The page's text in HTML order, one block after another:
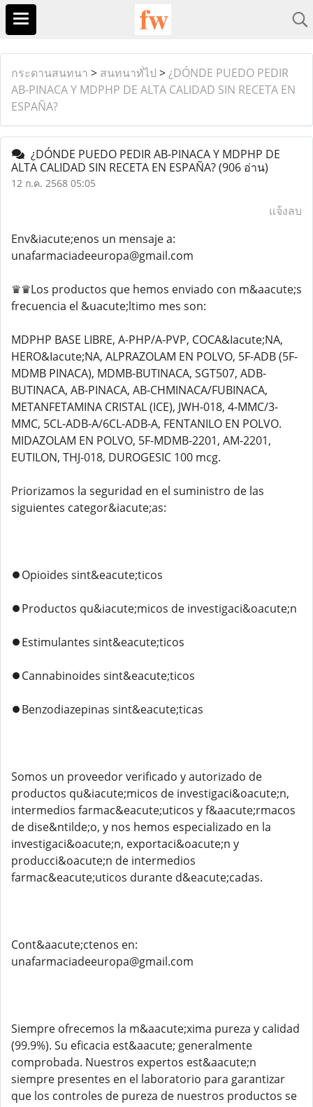
กระดานสนทนา > สนทนาทั่ไป >¿DÓNDE PUEDO PEDIR
AB-PINACA Y MDPHP DE ALTA CALIDAD SIN RECETA EN
ESPAÑA?
¿DÓNDE PUEDO PEDIR AB-PINACA Y MDPHP DE
ALTA CALIDAD SIN RECETA EN ESPAÑA?(906 อ่าน)
12 ก.ค. 2568 05:05
แจ้งลบ
Env&iacute;enos un mensaje a:
unafarmaciadeeuropa@gmail.com
♛♛Los productos que hemos enviado con m&aacute;s
frecuencia el &uacute;ltimo mes son:
MDPHP BASE LIBRE, A-PHP/A-PVP, COCA&Iacute;NA,
HERO&Iacute;NA, ALPRAZOLAM EN POLVO, 5F-ADB (5F-
MDMB PINACA), MDMB-BUTINACA, SGT507, ADB-
BUTINACA, AB-PINACA, AB-CHMINACA/FUBINACA,
METANFETAMINA CRISTAL (ICE), JWH-018, 4-MMC/3-
MMC, 5CL-ADB-A/6CL-ADB-A, FENTANILO EN POLVO.
MIDAZOLAM EN POLVO, 5F-MDMB-2201, AM-2201,
EUTILON, THJ-018, DUROGESIC 100 mcg.
Priorizamos la seguridad en el suministro de las
siguientes categor&iacute;as:
⏺️Opioides sint&eacute;ticos
⏺️Productos qu&iacute;micos de investigaci&oacute;n
⏺️Estimulantes sint&eacute;ticos
⏺️Cannabinoides sint&eacute;ticos
⏺️Benzodiazepinas sint&eacute;ticas
Somos un proveedor verificado y autorizado de
productos qu&iacute;micos de investigaci&oacute;n,
intermedios farmac&eacute;uticos y f&aacute;rmacos
de dise&ntilde;o, y nos hemos especializado en la
investigaci&oacute;n, exportaci&oacute;n y
producci&oacute;n de intermedios
farmac&eacute;uticos durante d&eacute;cadas.
Cont&aacute;ctenos en:
unafarmaciadeeuropa@gmail.com
Siempre ofrecemos la m&aacute;xima pureza y calidad
(99.9%). Su eficacia est&aacute; generalmente
comprobada. Nuestros expertos est&aacute;n
siempre presentes en el laboratorio para garantizar
que los controles de pureza de nuestros productos se